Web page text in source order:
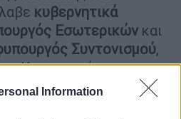
Information
κυβερνητικά
Εσωτερικών και
Συντονισμού,
Κωνσταντίνου
Ράλλη.